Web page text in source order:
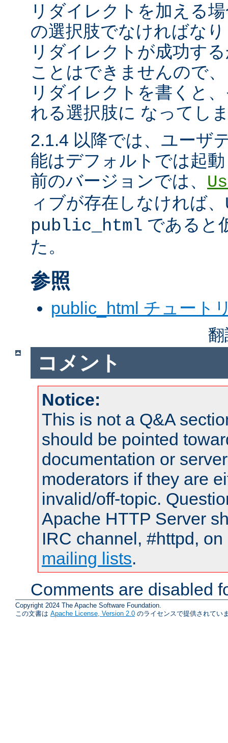
リダイレクトを加える
の選択肢でなければな
リダイレクトが成功す
ことはできませんので
リダイレクトを書くと
れる選択肢に なってし
2.1.4 以降では、ユーザ
能はデフォルトでは起
前のバージョンでは、
ィブが存在しなければ、
public_html であると
た。
参照
public_html チュート
コメント
Notice:
This is not a Q&A
should be pointed
documentation or
moderators if they are
invalid/off-topic.
Apache HTTP Server
IRC channel, #httpd,
mailing lists.
Comments are disabled
Copyright 2024 The Apache Software Foundation.
この文書は Apache License, Version 2.0 のライセンスで提供されてい